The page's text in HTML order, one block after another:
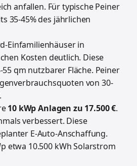
anfallen. Für typische Peiner
35-45% des jährlichen
Einfamilienhäuser in
Kosten deutlich. Diese
qm nutzbarer Fläche. Peiner
von 30-
10 kWp Anlagen zu 17.500 €.
verbessert. Diese
E-Auto-Anschaffung.
etwa 10.500 kWh Solarstrom